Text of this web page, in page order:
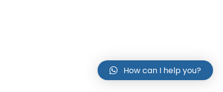
How can I help you?